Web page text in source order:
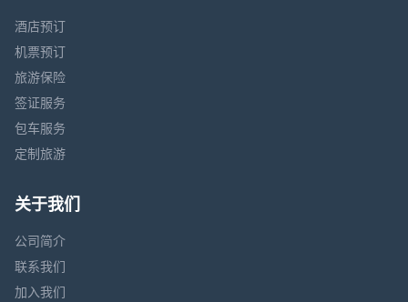
酒店预订
机票预订
旅游保险
签证服务
包车服务
定制旅游
关于我们
公司简介
联系我们
加入我们